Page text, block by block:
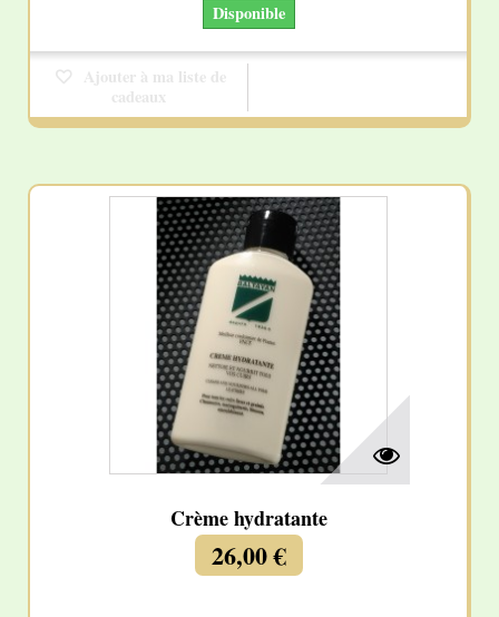
Disponible
Ajouter à ma liste de
cadeaux
Crème hydratante
26,00 €